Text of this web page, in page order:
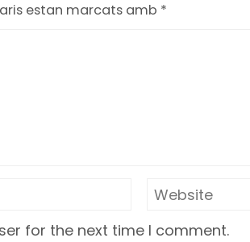
estan marcats amb *
for the next time I comment.